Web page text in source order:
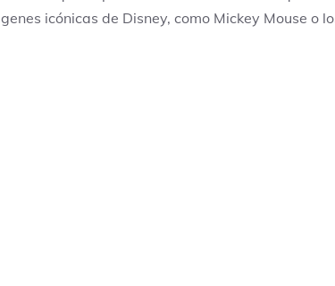
icónicas de Disney, como Mickey Mouse o